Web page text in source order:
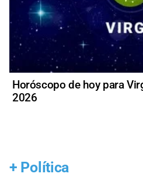
Horóscopo de hoy para
2026
+ Política